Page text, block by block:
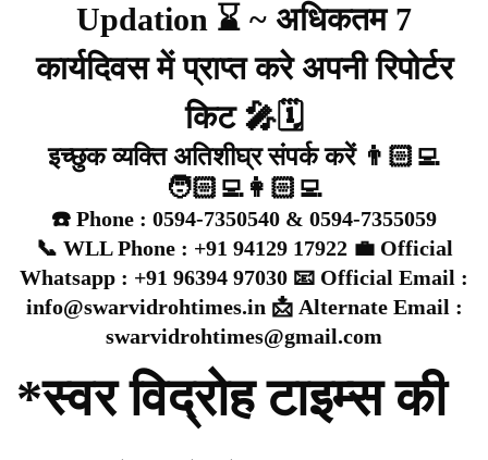
Updation ⌛ ~ अधिकतम 7
कार्यदिवस में प्राप्त करे अपनी रिपोर्टर
किट 🎤🗓️
इच्छुक व्यक्ति अतिशीघ्र संपर्क करें 👨🏻‍💻
🧑🏻‍💻👩🏻‍💻
☎️ Phone : 0594-7350540 & 0594-7355059
📞 WLL Phone : +91 94129 17922 💼 Official
Whatsapp : +91 96394 97030 📧 Official Email :
info@swarvidrohtimes.in 📩 Alternate Email :
swarvidrohtimes@gmail.com
*स्वर विद्रोह टाइम्स की